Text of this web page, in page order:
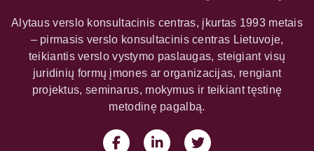
Alytaus verslo konsultacinis centras, įkurtas 1993 metais
– pirmasis verslo konsultacinis centras Lietuvoje,
teikiantis verslo vystymo paslaugas, steigiant visų
juridinių formų įmones ar organizacijas, rengiant
projektus, seminarus, mokymus ir teikiant tęstinę
metodinę pagalbą.